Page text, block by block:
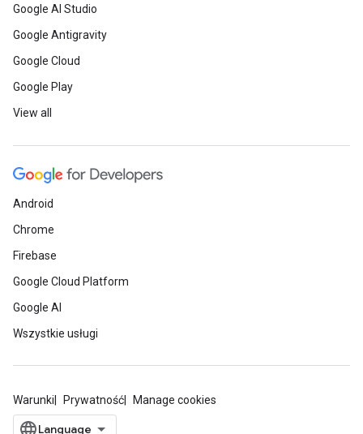
Google AI Studio
Google Antigravity
Google Cloud
Google Play
View all
Android
Chrome
Firebase
Google Cloud Platform
Google AI
Wszystkie usługi
Warunki Prywatność Manage cookies